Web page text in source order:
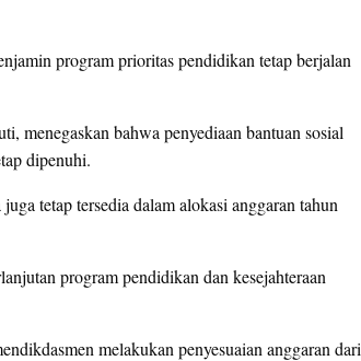
program prioritas pendidikan tetap berjalan
menegaskan bahwa penyediaan bantuan sosial
dipenuhi.
tetap tersedia dalam alokasi anggaran tahun
program pendidikan dan kesejahteraan
melakukan penyesuaian anggaran dari